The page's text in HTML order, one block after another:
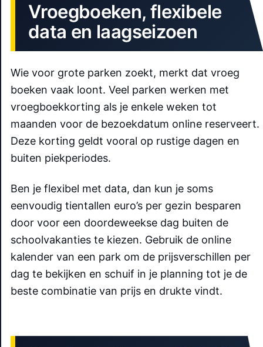
Vroegboeken, flexibele
data en laagseizoen
Wie voor grote parken zoekt, merkt dat vroeg
boeken vaak loont. Veel parken werken met
vroegboekkorting als je enkele weken tot
maanden voor de bezoekdatum online reserveert.
Deze korting geldt vooral op rustige dagen en
buiten piekperiodes.
Ben je flexibel met data, dan kun je soms
eenvoudig tientallen euro’s per gezin besparen
door voor een doordeweekse dag buiten de
schoolvakanties te kiezen. Gebruik de online
kalender van een park om de prijsverschillen per
dag te bekijken en schuif in je planning tot je de
beste combinatie van prijs en drukte vindt.